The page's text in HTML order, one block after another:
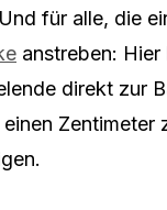
für alle, die
anstreben: Hier
direkt zur
Zentimeter